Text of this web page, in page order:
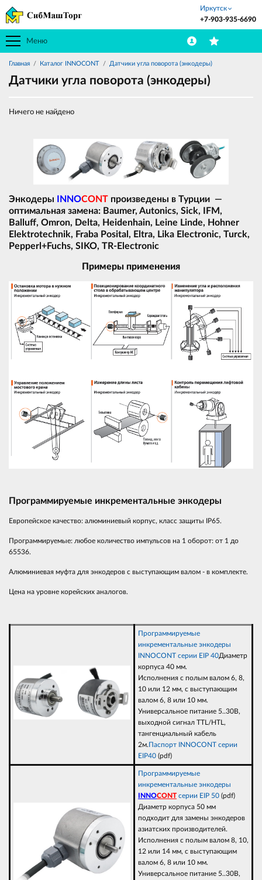
Меню
Иркутск
+7-903-935-6690
Главная Каталог INNOCONT Датчики угла поворота (энкодеры)
Датчики угла поворота (энкодеры)
Ничего не найдено
Энкодеры INNOCONT произведены в Турции —
оптимальная замена: Baumer, Autonics, Sick, IFM,
Balluff, Omron, Delta, Heidenhain, Leine Linde, Hohner
Elektrotechnik, Fraba Posital, Eltra, Lika Electronic, Turck,
Pepperl+Fuchs, SIKO, TR-Electronic
Примеры применения
Программируемые инкрементальные энкодеры
Европейское качество: алюминиевый корпус, класс защиты IP65.
Программируемые: любое количество импульсов на 1 оборот: от 1 до
65536.
Алюминиевая муфта для энкодеров с выступающим валом - в комплекте.
Цена на уровне корейских аналогов.
Программируемые
инкрементальные энкодеры
INNOCONT серии EIP 40Диаметр
корпуса 40 мм.
Исполнения с полым валом 6, 8,
10 или 12 мм, с выступающим
валом 6, 8 или 10 мм.
Универсальное питание 5..30В,
выходной сигнал TTL/HTL,
тангенциальный кабель
2м.Паспорт INNOCONT серии
EIP40 (pdf)
Программируемые
инкрементальные энкодеры
INNOCONT серии EIP 50 (pdf)
Диаметр корпуса 50 мм
подходит для замены энкодеров
азиатских производителей.
Исполнения с полым валом 8, 10,
12 или 14 мм, с выступающим
валом 6, 8 или 10 мм.
Универсальное питание 5..30В,